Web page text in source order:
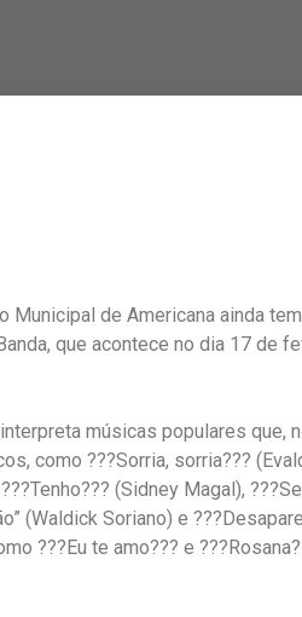
Municipal de Americana ainda
que acontece no dia 17 de
músicas populares que,
como ???Sorria, sorria???
(Sidney Magal),
(Waldick Soriano) e
???Eu te amo??? e